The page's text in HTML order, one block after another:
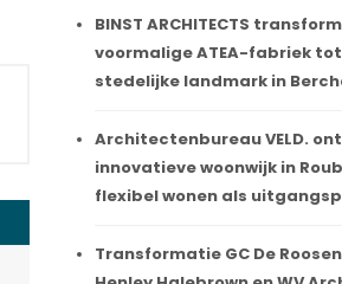
BINST ARCHITECTS
voormalige ATEA-fabriek
stedelijke landmark in
Architectenbureau VELD.
innovatieve woonwijk in
flexibel wonen als
Transformatie GC De